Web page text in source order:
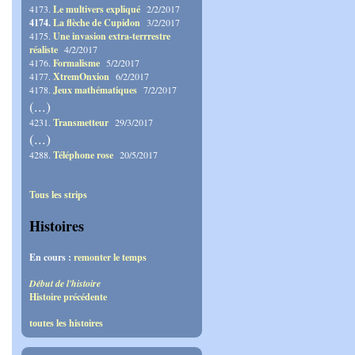
4173. Le multivers expliqué 2/2/2017
4174.La flèche de Cupidon 3/2/2017
4175. Une invasion extra-terrrestre
réaliste 4/2/2017
4176. Formalisme 5/2/2017
4177. XtremOnxion 6/2/2017
4178. Jeux mathématiques 7/2/2017
(...)
4231. Transmetteur 29/3/2017
(...)
4288. Téléphone rose 20/5/2017
Tous les strips
Histoires
En cours : remonter le temps
Début de l'histoire
Histoire précédente
toutes les histoires